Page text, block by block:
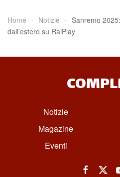
Home Notizie
Sanremo
dall’estero su RaiPlay
Notizie
Magazine
Eventi